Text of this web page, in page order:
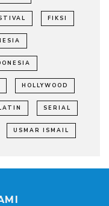
FIKSI
HOLLYWOOD
SERIAL
USMAR ISMAIL